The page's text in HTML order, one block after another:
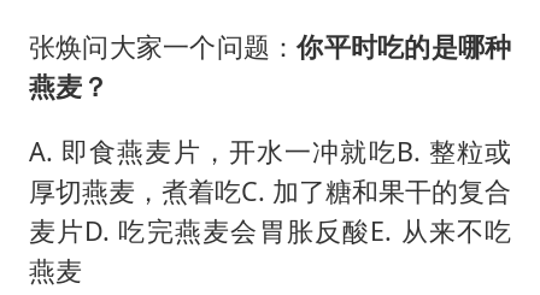
张焕问大家一个问题：你平时吃的是哪种
燕麦？
A. 即食燕麦片，开水一冲就吃B. 整粒或
厚切燕麦，煮着吃C. 加了糖和果干的复合
麦片D. 吃完燕麦会胃胀反酸E. 从来不吃
燕麦